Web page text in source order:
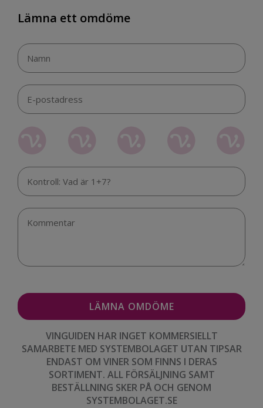
Lämna ett omdöme
VINGUIDEN HAR INGET KOMMERSIELLT
SAMARBETE MED SYSTEMBOLAGET UTAN TIPSAR
ENDAST OM VINER SOM FINNS I DERAS
SORTIMENT. ALL FÖRSÄLJNING SAMT
BESTÄLLNING SKER PÅ OCH GENOM
SYSTEMBOLAGET.SE